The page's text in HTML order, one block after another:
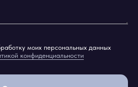
моих персональных данных
конфиденциальности